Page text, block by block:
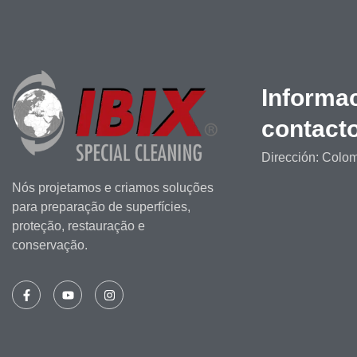
Nós projetamos e criamos soluções
para preparação de superfícies,
proteção, restauração e
conservação.
Dirección: